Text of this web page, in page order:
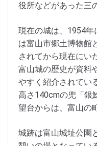
役所などがあった三
現在の城は、1954年
は富山市郷土博物館
されてから現在にい
富山城の歴史が資料
やすく紹介されてい
高さ140cmの兜「銀
望台からは、富山の
城跡は富山城址公園